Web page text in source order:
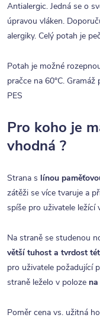
Antialergic. Jedná se o
úpravou vláken.
alergiky. Celý potah je
Potah je možné
pračce na 60°C.
PES
Pro koho je
vhodná ?
Strana s línou
zátěži se více tvaruje a
spíše pro uživatele ležící
Na straně se studenou
větší tuhost a tvrdost
pro uživatele požadující
straně leželo v poloze
Poměr cena vs. užitná